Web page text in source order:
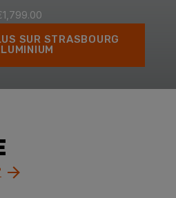
SUR STRASBOURG